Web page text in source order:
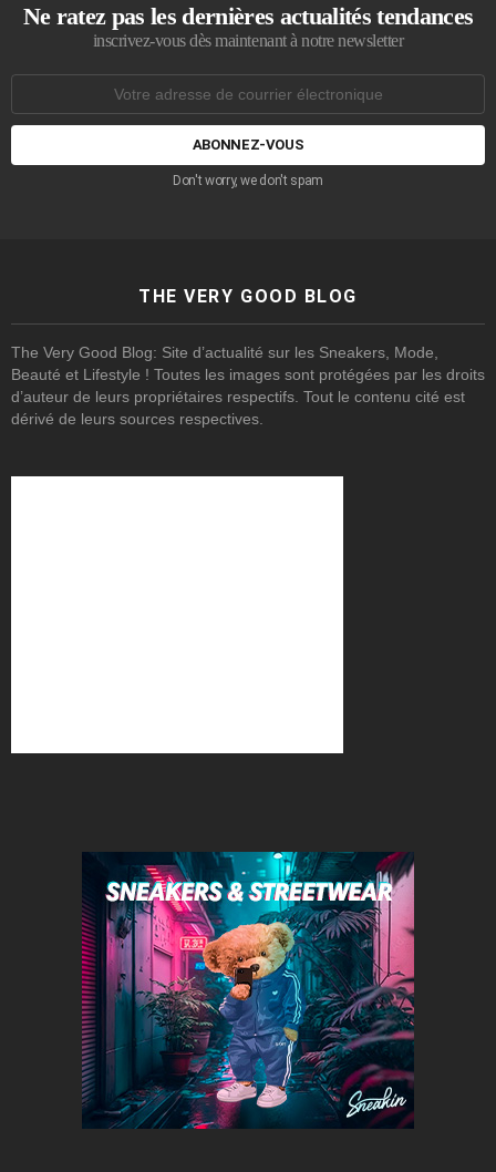
Ne ratez pas les dernières actualités tendances
inscrivez-vous dès maintenant à notre newsletter
courrier
Don't worry, we don't spam
THE VERY GOOD BLOG
The Very Good Blog: Site d’actualité sur les Sneakers, Mode,
Beauté et Lifestyle ! Toutes les images sont protégées par les droits
d’auteur de leurs propriétaires respectifs. Tout le contenu cité est
dérivé de leurs sources respectives.